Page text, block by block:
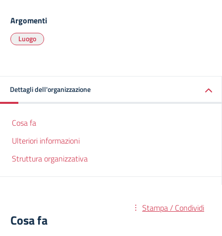
Argomenti
Luogo
Dettagli dell'organizzazione
Cosa fa
Ulteriori informazioni
Struttura organizzativa
Stampa / Condividi
Cosa fa